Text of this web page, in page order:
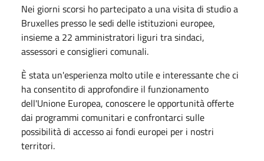
Nei giorni scorsi ho partecipato a una visita di studio a
Bruxelles presso le sedi delle istituzioni europee,
insieme a 22 amministratori liguri tra sindaci,
assessori e consiglieri comunali.
È stata un'esperienza molto utile e interessante che ci
ha consentito di approfondire il funzionamento
dell'Unione Europea, conoscere le opportunità offerte
dai programmi comunitari e confrontarci sulle
possibilità di accesso ai fondi europei per i nostri
territori.